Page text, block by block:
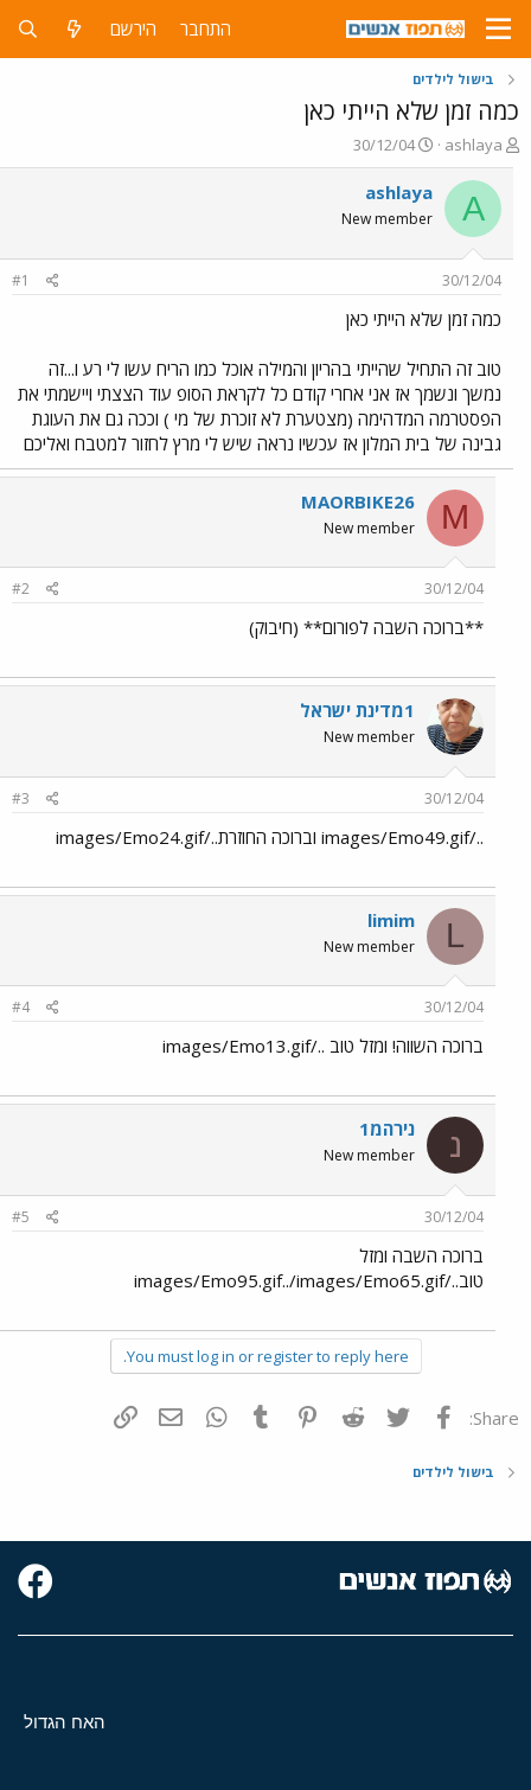
התחבר הירשם
בישול לילדים
כמה זמן שלא הייתי כאן
פ
ו
ת
ח
ה
ש
א
ashlaya
פ
ו
ר
ס
ם
ר
30/12/04
A
ashlaya
New member
30/12/04
#1
כמה זמן שלא הייתי כאן
טוב זה התחיל שהייתי בהריון והמילה אוכל כמו הריח עשו לי רע ו...זה
נמשך ונשמך אז אני אחרי קודם כל לקראת הסופ עוד הצצתי ויישמתי את
הפסטרמה המדהימה (מצטערת לא זוכרת של מי ) וככה גם את העוגת
גבינה של בית המלון אז עכשיו נראה שיש לי מרץ לחזור למטבח ואליכם
M
MAORBIKE26
New member
30/12/04
#2
**ברוכה השבה לפורום** (חיבוק)
1מדינת ישראל
New member
30/12/04
#3
../images/Emo49.gif וברוכה החוזרת../images/Emo24.gif
L
limim
New member
30/12/04
#4
ברוכה השווה! ומזל טוב ../images/Emo13.gif
נ נירהמ1
New member
30/12/04
#5
ברוכה השבה ומזל
טוב../images/Emo95.gif../images/Emo65.gif
You must log in or register to reply here.
Share: פייסבוק Twitter
Reddit
Pinterest
Tumblr
WhatsAppדואר אלקטרוני
בישול לילדים
האח הגדול